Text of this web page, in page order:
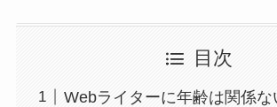
目次
Webライターに年齢は関係な